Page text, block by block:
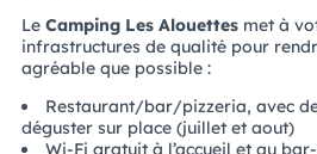
Le Camping Les Alouettesmet à
infrastructures de qualité pour
agréable que possible :
Restaurant/bar/pizzeria, avec
déguster sur place (juillet et aout)
Wi-Fi gratuit à l’accueil et au